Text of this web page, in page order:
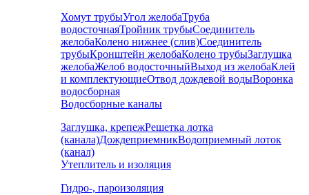
Хомут трубыУгол желобаТруба
водосточнаяТройник трубыСоединитель
желобаКолено нижнее (слив)Соединитель
трубыКронштейн желобаКолено трубыЗаглушка
желобаЖелоб водосточныйВыход из желобаКлей
и комплектующиеОтвод дождевой водыВоронка
водосборная
Водосборные каналы
Заглушка, крепежРешетка лотка
(канала)ДождеприемникВодоприемный лоток
(канал)
Утеплитель и изоляция
Гидро-, пароизоляция